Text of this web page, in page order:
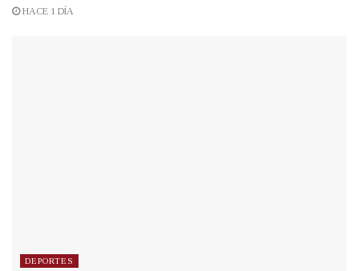
HACE 1 DÍA
DEPORTES